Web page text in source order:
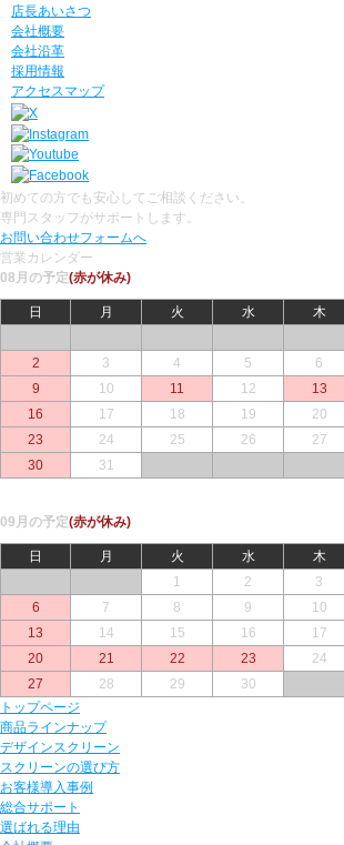
店長あいさつ
会社概要
会社沿革
採用情報
アクセスマップ
初めての方でも安心してご相談ください。
専門スタッフがサポートします。
お問い合わせフォームへ
営業カレンダー
08月の予定(赤が休み)
日 月 火 水 木
2
3 4 5 6
9
10 11 12 13
16
17 18 19 20
23
24 25 26 27
30
31
09月の予定(赤が休み)
日 月 火 水 木
1 2 3
6
7 8 9 10
13
14 15 16 17
20
21 22 23 24
27
28 29 30
トップページ
商品ラインナップ
デザインスクリーン
スクリーンの選び方
お客様導入事例
総合サポート
選ばれる理由